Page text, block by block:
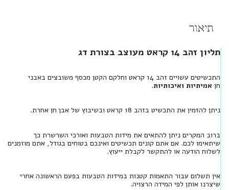
תיאור
תליון זהב 14 קראט מעוצב בצורת דג
התכשיטים עשויים זהב 14 קראט וחלקם הקטן מכסף משובצים באבני
חן אמיתיות ואיכותיות.
ניתן להזמין את התכשיט בזהב 18 קראט ובשיבוץ של אבן חן אחרת.
ברוב המקרים ניתן להתאים את מידות הטבעות ואורכי השרשרת כך
שיתאימו לכם. אם אתם קונים תכשיטים ואינכם בטוחים בגודל, אתם מוזמנים
לשלוח הודעה או להתקשר לקבלת ייעוץ.
אין תשלום עבור התאמות קטנות במידות הטבעות בפעם הראשונה אחרי
שיצרנו אותן לפי המידה הרצויה.